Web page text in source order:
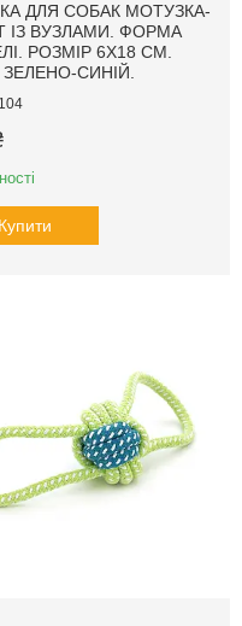
ДЛЯ СОБАК МОТУЗКА-
ІЗ ВУЗЛАМИ. ФОРМА
РОЗМІР 6Х18 СМ.
ЗЕЛЕНО-СИНІЙ.
Купити